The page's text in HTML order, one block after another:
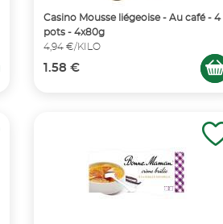
Casino Mousse liégeoise - Au café - 4
pots - 4x80g
4,94 €/KILO
1.58 €